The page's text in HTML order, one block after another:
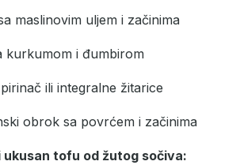
maslinovim uljem i začinima
kurkumom i đumbirom
ili integralne žitarice
obrok sa povrćem i začinima
ukusan tofu od žutog sočiva: